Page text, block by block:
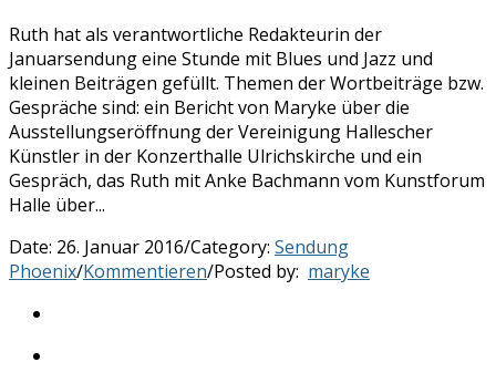
Ruth hat als verantwortliche Redakteurin der
Januarsendung eine Stunde mit Blues und Jazz und
kleinen Beiträgen gefüllt. Themen der Wortbeiträge bzw.
Gespräche sind: ein Bericht von Maryke über die
Ausstellungseröffnung der Vereinigung Hallescher
Künstler in der Konzerthalle Ulrichskirche und ein
Gespräch, das Ruth mit Anke Bachmann vom Kunstforum
Halle über...
Date: 26. Januar 2016/Category: Sendung
Phoenix/Kommentieren/Posted by: maryke